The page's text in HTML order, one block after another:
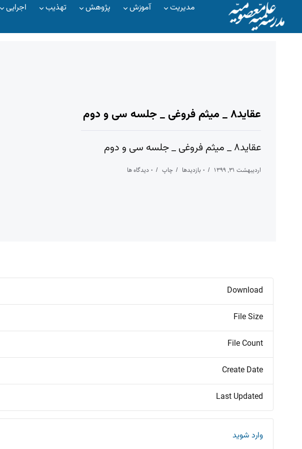
مدیریت آموزش پژوهش تهذیب اجرایی
عقاید۸ _ میثم فروغی _ جلسه سی و دوم
عقاید۸ _ میثم فروغی _ جلسه سی و دوم
اردیبهشت ۳۱, ۱۳۹۹ ۰ بازدیدها چاپ ۰ دیدگاه ها
Download
File Size
File Count
Create Date
Last Updated
وارد شوید